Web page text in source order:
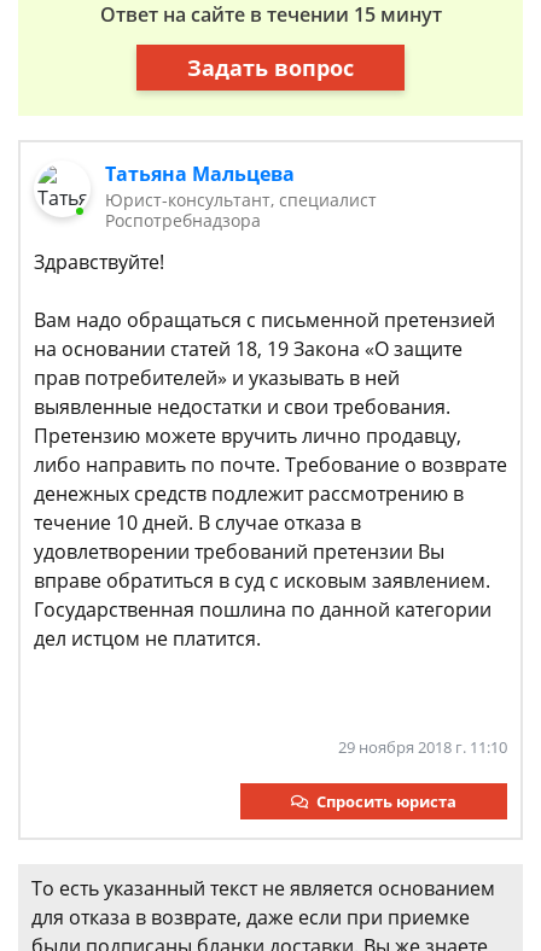
Ответ на сайте в течении 15 минут
Задать вопрос
Татьяна Мальцева
Юрист-консультант, специалист
Роспотребнадзора
Здравствуйте!
Вам надо обращаться с письменной претензией
на основании статей 18, 19 Закона «О защите
прав потребителей» и указывать в ней
выявленные недостатки и свои требования.
Претензию можете вручить лично продавцу,
либо направить по почте. Требование о возврате
денежных средств подлежит рассмотрению в
течение 10 дней. В случае отказа в
удовлетворении требований претензии Вы
вправе обратиться в суд с исковым заявлением.
Государственная пошлина по данной категории
дел истцом не платится.
29 ноября 2018 г. 11:10
Спросить юриста
То есть указанный текст не является основанием
для отказа в возврате, даже если при приемке